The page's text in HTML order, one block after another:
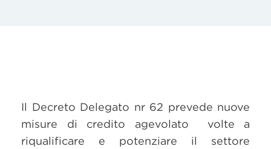
Il Decreto Delegato nr 62 prevede nuove
misure di credito agevolato volte a
riqualificare e potenziare il settore